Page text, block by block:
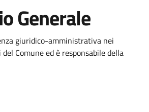
Generale
giuridico-amministrativa nei
Comune ed è responsabile della